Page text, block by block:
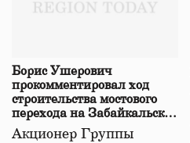
Борис Ушерович
прокомментировал ход
строительства мостового
перехода на Забайкальской
железной дороге
Акционер Группы